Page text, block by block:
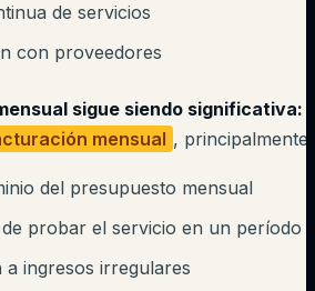
de servicios
con proveedores
sigue siendo significativa:
mensual , principalmente
del presupuesto mensual
de probar el servicio en un período
a ingresos irregulares